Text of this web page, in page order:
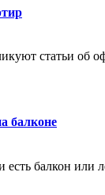
статьи об
балконе
балкон или